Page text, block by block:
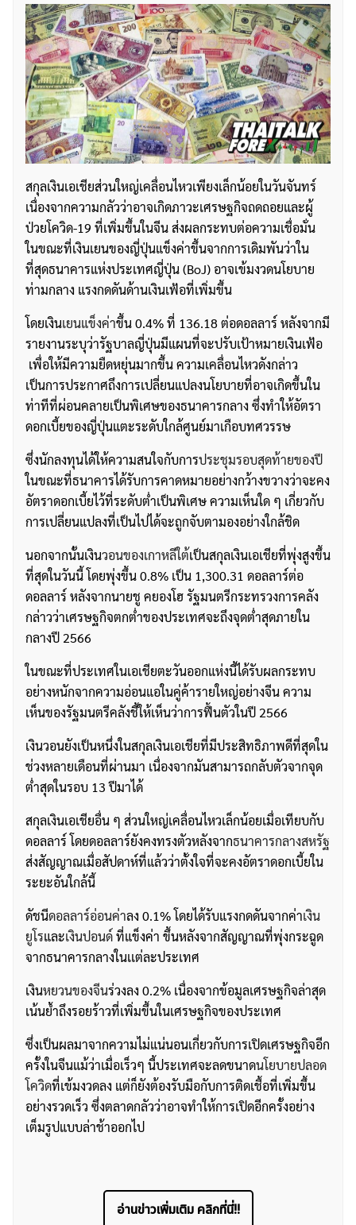
สกุลเงินเอเชียส่วนใหญ่เคลื่อนไหวเพียงเล็กน้อยในวันจันทร์
เนื่องจากความกลัวว่าอาจเกิดภาวะเศรษฐกิจถดถอยและผู้
ป่วยโควิด-19 ที่เพิ่มขึ้นในจีน ส่งผลกระทบต่อความเชื่อมั่น
ในขณะที่เงินเยนของญี่ปุ่นแข็งค่าขึ้นจากการเดิมพันว่าใน
ที่สุดธนาคารแห่งประเทศญี่ปุ่น (BoJ) อาจเข้มงวดนโยบาย
ท่ามกลาง แรงกดดันด้านเงินเฟ้อที่เพิ่มขึ้น
โดยเงินเยนแข็งค่าขึ้น 0.4% ที่ 136.18 ต่อดอลลาร์ หลังจากมี
รายงานระบุว่ารัฐบาลญี่ปุ่นมีแผนที่จะปรับเป้าหมายเงินเฟ้อ
เพื่อให้มีความยืดหยุ่นมากขึ้น ความเคลื่อนไหวดังกล่าว
เป็นการประกาศถึงการเปลี่ยนแปลงนโยบายที่อาจเกิดขึ้นใน
ท่าทีที่ผ่อนคลายเป็นพิเศษของธนาคารกลาง ซึ่งทำให้อัตรา
ดอกเบี้ยของญี่ปุ่นแตะระดับใกล้ศูนย์มาเกือบทศวรรษ
ซึ่งนักลงทุนได้ให้ความสนใจกับการประชุมรอบสุดท้ายของปี
ในขณะที่ธนาคารได้รับการคาดหมายอย่างกว้างขวางว่าจะคง
อัตราดอกเบี้ยไว้ที่ระดับต่ำเป็นพิเศษ ความเห็นใด ๆ เกี่ยวกับ
การเปลี่ยนแปลงที่เป็นไปได้จะถูกจับตามองอย่างใกล้ชิด
นอกจากนั้นเงินวอนของเกาหลีใต้เป็นสกุลเงินเอเชียที่พุ่งสูงขึ้น
ที่สุดในวันนี้ โดยพุ่งขึ้น 0.8% เป็น 1,300.31 ดอลลาร์ต่อ
ดอลลาร์ หลังจากนายชู คยองโฮ รัฐมนตรีกระทรวงการคลัง
กล่าวว่าเศรษฐกิจตกต่ำของประเทศจะถึงจุดต่ำสุดภายใน
กลางปี ​​2566
ในขณะที่ประเทศในเอเชียตะวันออกแห่งนี้ได้รับผลกระทบ
อย่างหนักจากความอ่อนแอในคู่ค้ารายใหญ่อย่างจีน ความ
เห็นของรัฐมนตรีคลังชี้ให้เห็นว่าการฟื้นตัวในปี 2566
เงินวอนยังเป็นหนึ่งในสกุลเงินเอเชียที่มีประสิทธิภาพดีที่สุดใน
ช่วงหลายเดือนที่ผ่านมา เนื่องจากมันสามารถกลับตัวจากจุด
ต่ำสุดในรอบ 13 ปีมาได้
สกุลเงินเอเชียอื่น ๆ ส่วนใหญ่เคลื่อนไหวเล็กน้อยเมื่อเทียบกับ
ดอลลาร์ โดยดอลลาร์ยังคงทรงตัวหลังจากธนาคารกลางสหรัฐ
ส่งสัญญาณเมื่อสัปดาห์ที่แล้วว่าตั้งใจที่จะคงอัตราดอกเบี้ยใน
ระยะอันใกล้นี้
ดัชนีดอลลาร์อ่อนค่าลง 0.1% โดยได้รับแรงกดดันจากค่าเงิน
ยูโรและเงินปอนด์ที่แข็งค่า ขึ้นหลังจากสัญญาณที่พุ่งกระฉูด
จากธนาคารกลางในเเต่ละประเทศ
เงินหยวนของจีนร่วงลง 0.2% เนื่องจากข้อมูลเศรษฐกิจล่าสุด
เน้นย้ำถึงรอยร้าวที่เพิ่มขึ้นในเศรษฐกิจของประเทศ
ซึ่งเป็นผลมาจากความไม่แน่นอนเกี่ยวกับการเปิดเศรษฐกิจอีก
ครั้งในจีนแม้ว่าเมื่อเร็วๆ นี้ประเทศจะลดขนาดนโยบายปลอด
โควิดที่เข้มงวดลง แต่ก็ยังต้องรับมือกับการติดเชื้อที่เพิ่มขึ้น
อย่างรวดเร็ว ซึ่งตลาดกลัวว่าอาจทำให้การเปิดอีกครั้งอย่าง
เต็มรูปแบบล่าช้าออกไป
อ่านข่าวเพิ่มเติม คลิกที่นี่!!